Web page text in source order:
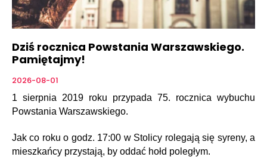
Dziś rocznica Powstania Warszawskiego.
Pamiętajmy!
2026-08-01
1 sierpnia 2019 roku przypada 75. rocznica wybuchu
Powstania Warszawskiego.
Jak co roku o godz. 17:00 w Stolicy rolegają się syreny, a
mieszkańcy przystają, by oddać hołd poległym.